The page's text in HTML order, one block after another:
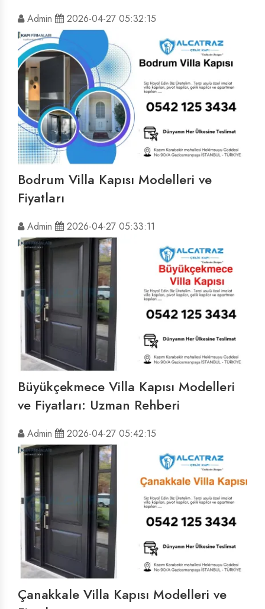
Admin 2026-04-27 05:32:15
Bodrum Villa Kapısı Modelleri ve
Fiyatları
Admin 2026-04-27 05:33:11
Büyükçekmece Villa Kapısı Modelleri
ve Fiyatları: Uzman Rehberi
Admin 2026-04-27 05:42:15
Çanakkale Villa Kapısı Modelleri ve